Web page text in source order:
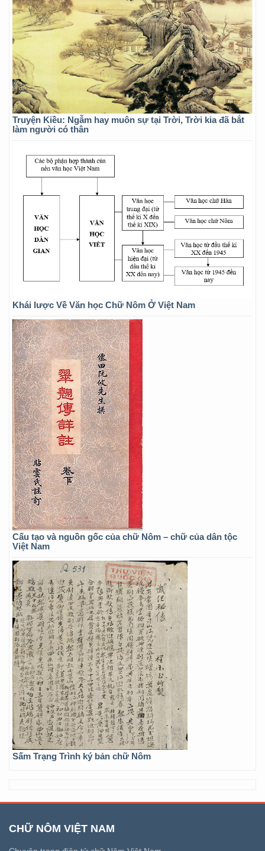
Truyện Kiều: Ngẫm hay muôn sự tại Trời, Trời kia đã bắt
làm người có thân
Khái lược Về Văn học Chữ Nôm Ở Việt Nam
Cấu tạo và nguồn gốc của chữ Nôm – chữ của dân tộc
Việt Nam
Sấm Trạng Trình ký bản chữ Nôm
CHỮ NÔM VIỆT NAM